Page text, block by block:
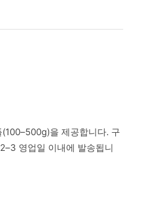
을 제공합니다. 구
영업일 이내에 발송됩니